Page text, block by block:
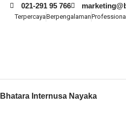
021-291 95 766
TerpercayaBerpengalamanProfessional
Bhatara Internusa Nayaka